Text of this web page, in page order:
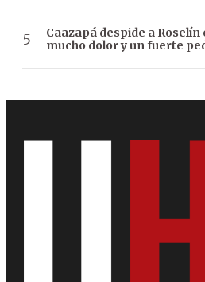
Caazapá despide a
mucho dolor y un fuerte